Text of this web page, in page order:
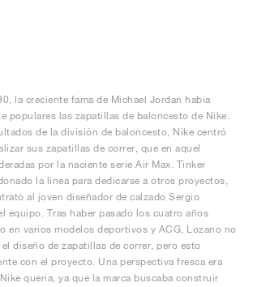
la creciente fama de Michael Jordan había
populares las zapatillas de baloncesto de Nike.
de la división de baloncesto, Nike centró
sus zapatillas de correr, que en aquel
por la naciente serie Air Max. Tinker
la línea para dedicarse a otros proyectos,
al joven diseñador de calzado Sergio
equipo. Tras haber pasado los cuatro años
en varios modelos deportivos y ACG, Lozano no
diseño de zapatillas de correr, pero esto
con el proyecto. Una perspectiva fresca era
quería, ya que la marca buscaba construir